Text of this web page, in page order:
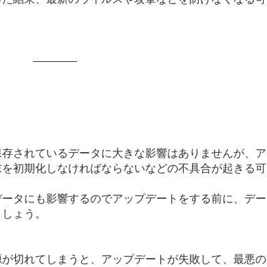
されているデータに大きな影響はありませんが、ア
初期化しなければならないなどの不具合が起きる可
タにも影響するのでアップデートをする前に、デー
ょう。
切れてしまうと、アップデートが失敗して、最悪の